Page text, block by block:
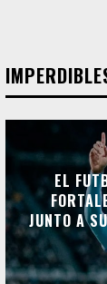
EL
JUNTO A